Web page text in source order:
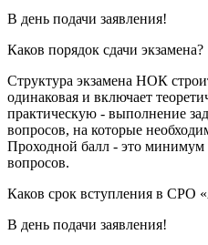
В день подачи заявления!
Каков порядок сдачи экзамена?
Структура экзамена НОК
одинаковая и включает
практическую - выполнение
вопросов, на которые
Проходной балл - это минимум
вопросов.
Каков срок вступления в СРО
В день подачи заявления!